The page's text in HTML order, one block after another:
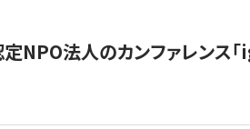
NPO法人のカンファレンス